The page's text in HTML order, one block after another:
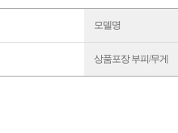
모델명
상품포장 부피/무게